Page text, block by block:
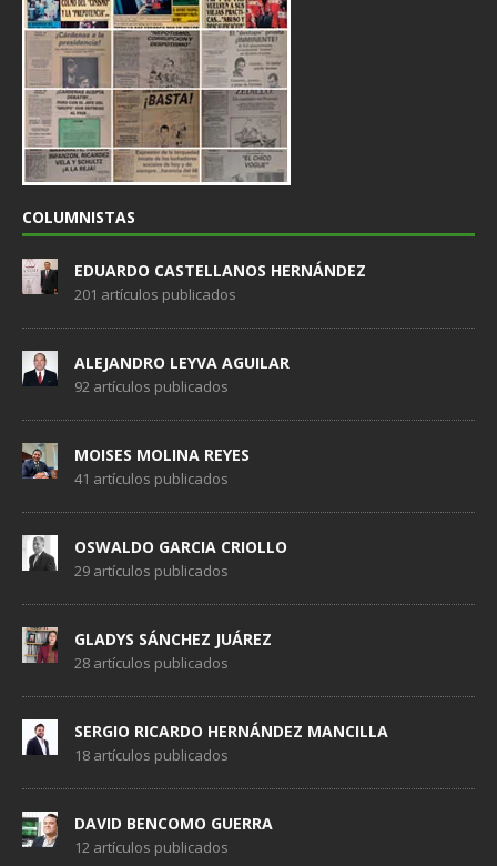
COLUMNISTAS
EDUARDO CASTELLANOS HERNÁNDEZ
201 artículos publicados
ALEJANDRO LEYVA AGUILAR
92 artículos publicados
MOISES MOLINA REYES
41 artículos publicados
OSWALDO GARCIA CRIOLLO
29 artículos publicados
GLADYS SÁNCHEZ JUÁREZ
28 artículos publicados
SERGIO RICARDO HERNÁNDEZ MANCILLA
18 artículos publicados
DAVID BENCOMO GUERRA
12 artículos publicados